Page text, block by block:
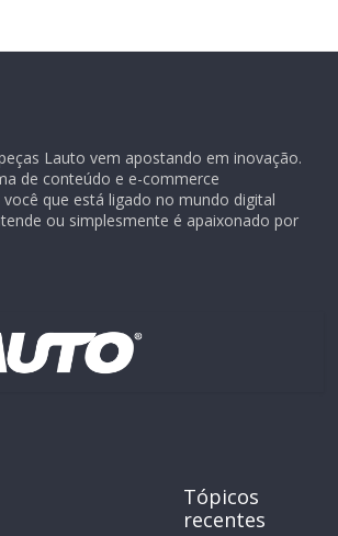
Lauto vem apostando em inovação.
de conteúdo e e-commerce
que está ligado no mundo digital
ou simplesmente é apaixonado por
Tópicos
recentes